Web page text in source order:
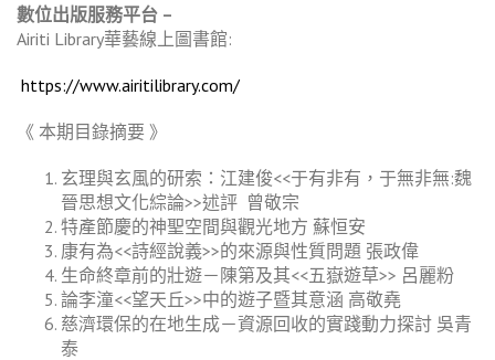
數位出版服務平台 –
Airiti Library華藝線上圖書館:
https://www.airitilibrary.com/
《 本期目錄摘要 》
玄理與玄風的研索：江建俊<<于有非有，于無非無:魏
晉思想文化綜論>>述評 曾敬宗
特產節慶的神聖空間與觀光地方 蘇恒安
康有為<<詩經說義>>的來源與性質問題 張政偉
生命終章前的壯遊－陳第及其<<五嶽遊草>> 呂麗粉
論李潼<<望天丘>>中的遊子暨其意涵 高敬堯
慈濟環保的在地生成－資源回收的實踐動力探討 吳青
泰